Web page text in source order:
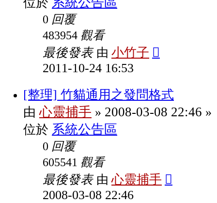
0 回覆
483954 觀看
最後發表 由 小竹子
2011-10-24 16:53
[整理] 竹貓通用之發問格式
由心靈捕手 » 2008-03-08 22:46 »
位於 系統公告區
0 回覆
605541 觀看
最後發表 由心靈捕手
2008-03-08 22:46